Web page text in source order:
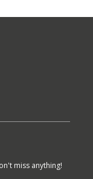
miss anything!